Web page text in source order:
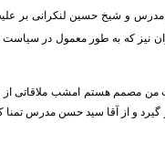
و شیخ حسین لنکرانی بر علیه
نیز که به طور معمول در سیاست
مصمم هستم امشب ملاقاتی از
گیرد و از آقا سید حسن مدرس